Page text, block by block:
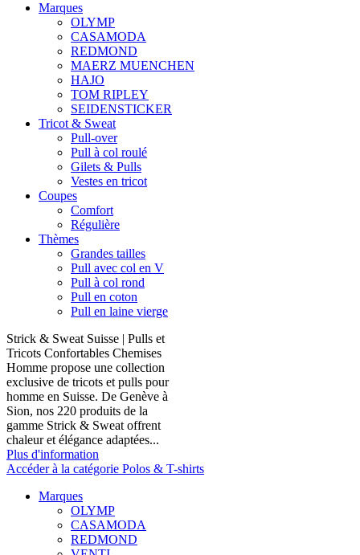
Marques
OLYMP
CASAMODA
REDMOND
MAERZ MUENCHEN
HAJO
TOM RIPLEY
SEIDENSTICKER
Tricot & Sweat
Pull-over
Pull à col roulé
Gilets & Pulls
Vestes en tricot
Coupes
Comfort
Régulière
Thèmes
Grandes tailles
Pull avec col en V
Pull à col rond
Pull en coton
Pull en laine vierge
Strick & Sweat Suisse | Pulls et
Tricots Confortables Chemises
Homme propose une collection
exclusive de tricots et pulls pour
homme en Suisse. De Genève à
Sion, nos 220 produits de la
gamme Strick & Sweat offrent
chaleur et élégance adaptées...
Plus d'information
Accéder à la catégorie Polos & T-shirts
Marques
OLYMP
CASAMODA
REDMOND